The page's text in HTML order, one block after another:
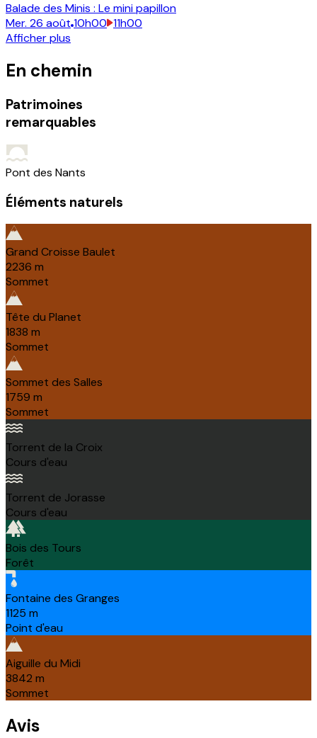
Balade des Minis : Le mini papillon
Mer. 26 août 10h00 11h00
Afficher plus
En chemin
Patrimoines
remarquables
Pont des Nants
Éléments naturels
Grand Croisse Baulet
2236 m
Sommet
Tête du Planet
1838 m
Sommet
Sommet des Salles
1759 m
Sommet
Torrent de la Croix
Cours d'eau
Torrent de Jorasse
Cours d'eau
Bois des Tours
Forêt
Fontaine des Granges
1125 m
Point d'eau
Aiguille du Midi
3842 m
Sommet
Avis